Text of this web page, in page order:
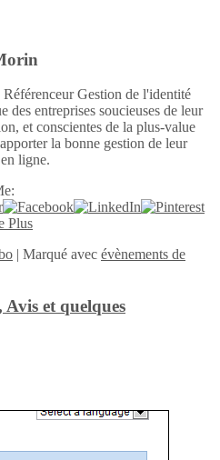
Gestion de l'identité
des entreprises soucieuses de leur
et conscientes de la plus-value
la bonne gestion de leur
ligne.
| Marqué avec évènements de
et quelques